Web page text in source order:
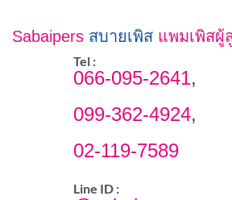
Sabaipers สบายเพิส แพมเพิสผู้
Tel :
066-095-2641,
099-362-4924,
02-119-7589
Line ID :